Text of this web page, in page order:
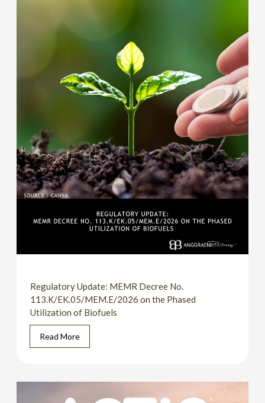
Regulatory Update: MEMR Decree No.
113.K/EK.05/MEM.E/2026 on the Phased
Utilization of Biofuels
Read More